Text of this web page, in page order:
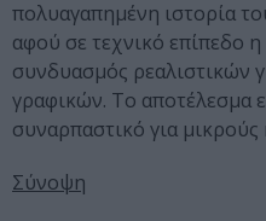
πολυαγαπημένη ιστορία
αφού σε τεχνικό επίπεδο η
συνδυασμός ρεαλιστικών
γραφικών. Το αποτέλεσμα
συναρπαστικό για μικρούς
Σύνοψη